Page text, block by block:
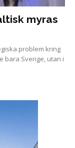
myras
problem kring
bara Sverige, utan i